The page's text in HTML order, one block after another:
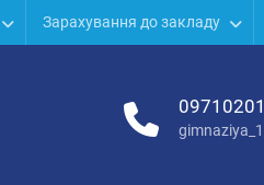
Зарахування до закладу